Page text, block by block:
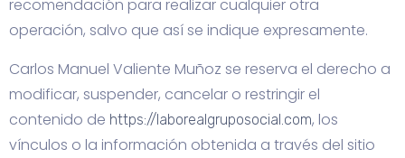
recomendación para realizar cualquier otra
operación, salvo que así se indique expresamente.
Carlos Manuel Valiente Muñoz se reserva el derecho a
modificar, suspender, cancelar o restringir el
contenido de https://laborealgruposocial.com, los
vínculos o la información obtenida a través del sitio